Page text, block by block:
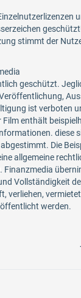
stimmt der
geschützt.
ist verboten
enthält
diese
Die
allgemeine
Vollständigkeit
verliehen,
werden.